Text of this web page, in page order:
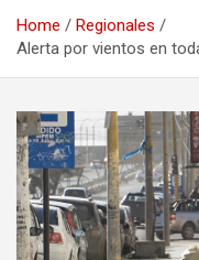
Home
Regionales
Alerta por vientos en